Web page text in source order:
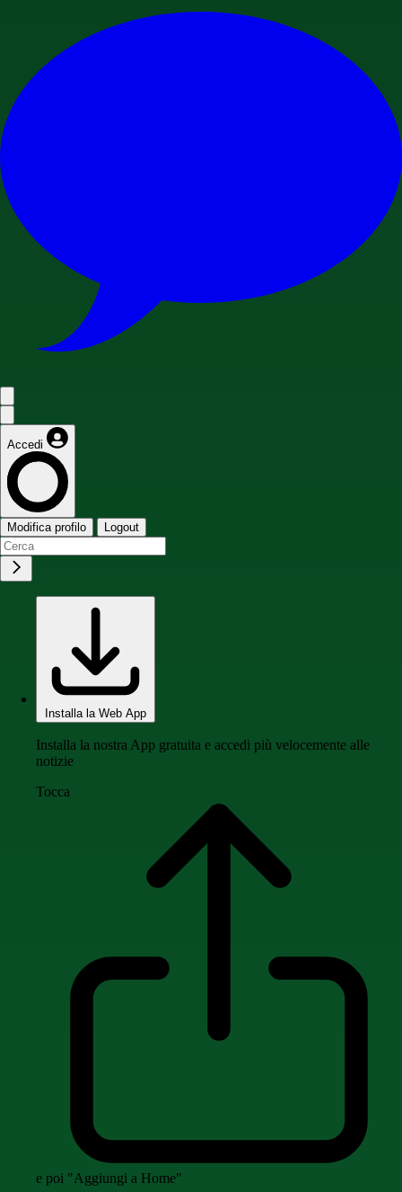
Accedi
Modifica profilo Logout
Installa la Web App
Installa la nostra App gratuita e accedi più velocemente alle
notizie
Tocca
e poi "Aggiungi a Home"